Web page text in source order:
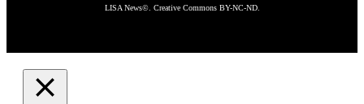
LISA News©. Creative Commons BY-NC-ND.